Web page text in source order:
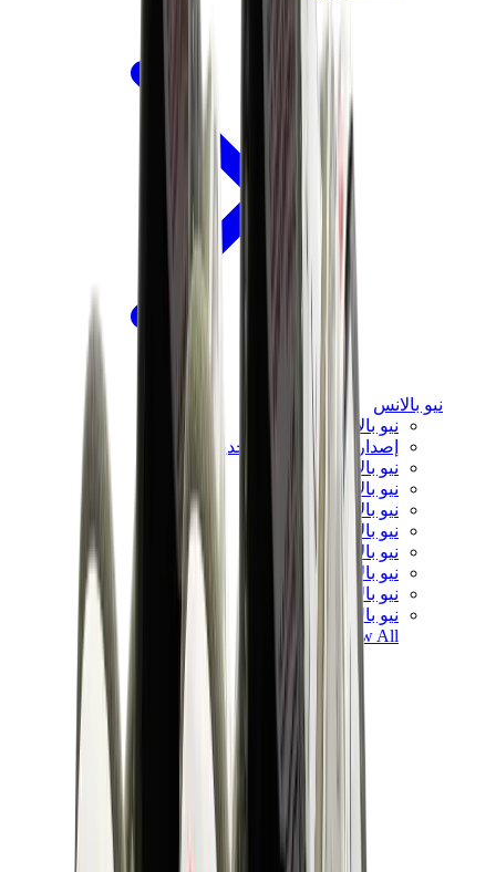
نيو بالانس
نيو بالانس الأكثر مبيعاً
إصدارات نيو بالانس الجديدة
نيو بالانس 550
نيو بالانس 2002R
نيو بالانس 9060
نيو بالانس 1906D
نيو بالانس 530
نيو بالانس 990
نيو بالانس 650R
نيو بالانس 993
View All